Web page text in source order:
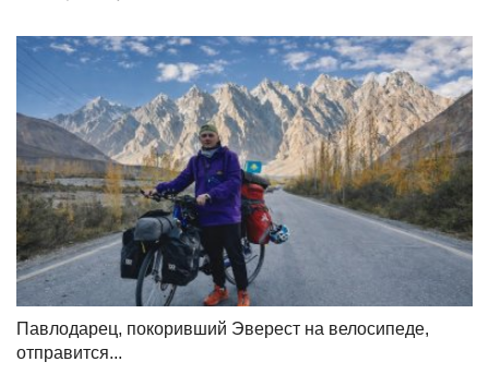
Павлодарец, покоривший Эверест на велосипеде,
отправится...